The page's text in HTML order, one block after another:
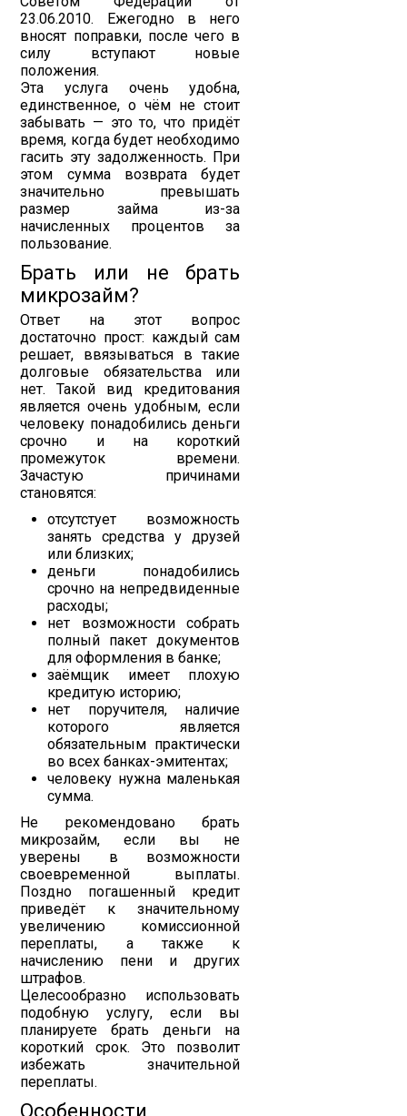
23.06.2010. Ежегодно в него
вносят поправки, после чего в
силу вступают новые
положения.
Эта услуга очень удобна,
единственное, о чём не стоит
забывать — это то, что придёт
время, когда будет необходимо
гасить эту задолженность. При
этом сумма возврата будет
значительно превышать
размер займа из-за
начисленных процентов за
пользование.
Брать или не брать
микрозайм?
Ответ на этот вопрос
достаточно прост: каждый сам
решает, ввязываться в такие
долговые обязательства или
нет. Такой вид кредитования
является очень удобным, если
человеку понадобились деньги
срочно и на короткий
промежуток времени.
Зачастую причинами
становятся:
отсутстует возможность
занять средства у друзей
или близких;
деньги понадобились
срочно на непредвиденные
расходы;
нет возможности собрать
полный пакет документов
для оформления в банке;
заёмщик имеет плохую
кредитую историю;
нет поручителя, наличие
которого является
обязательным практически
во всех банках-эмитентах;
человеку нужна маленькая
сумма.
Не рекомендовано брать
микрозайм, если вы не
уверены в возможности
своевременной выплаты.
Поздно погашенный кредит
приведёт к значительному
увеличению комиссионной
переплаты, а также к
начислению пени и других
штрафов.
Целесообразно использовать
подобную услугу, если вы
планируете брать деньги на
короткий срок. Это позволит
избежать значительной
переплаты.
Особенности